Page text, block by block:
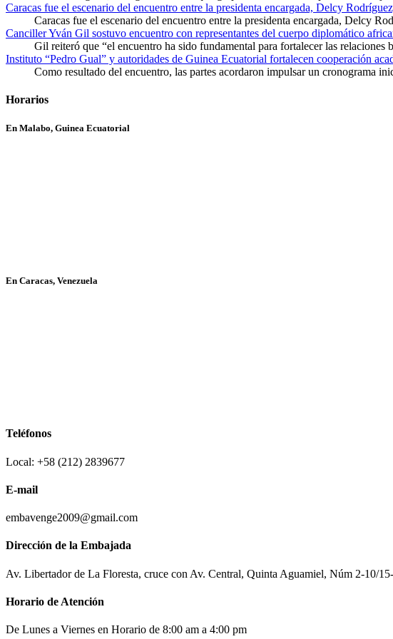
Caracas fue el escenario del encuentro entre la presidenta encargada, Delcy
Caracas fue el escenario del encuentro entre la presidenta encargada, Delcy
Canciller Yván Gil sostuvo encuentro con representantes del cuerpo diplomático
Gil reiteró que “el encuentro ha sido fundamental para fortalecer las
Instituto “Pedro Gual” y autoridades de Guinea Ecuatorial fortalecen cooperación
Como resultado del encuentro, las partes acordaron impulsar un cronograma
Horarios
En Malabo, Guinea Ecuatorial
En Caracas, Venezuela
Teléfonos
Local: +58 (212) 2839677
E-mail
embavenge2009@gmail.com
Dirección de la Embajada
Av. Libertador de La Floresta, cruce con Av. Central, Quinta Aguamiel, Núm 2-10/
Horario de Atención
De Lunes a Viernes en Horario de 8:00 am a 4:00 pm